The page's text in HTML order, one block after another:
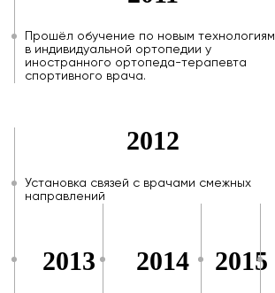
Прошёл обучение по новым технологиям
в индивидуальной ортопедии у
иностранного ортопеда-терапевта
спортивного врача.
2012
Установка связей с врачами смежных
направлений
2013 2014 2015